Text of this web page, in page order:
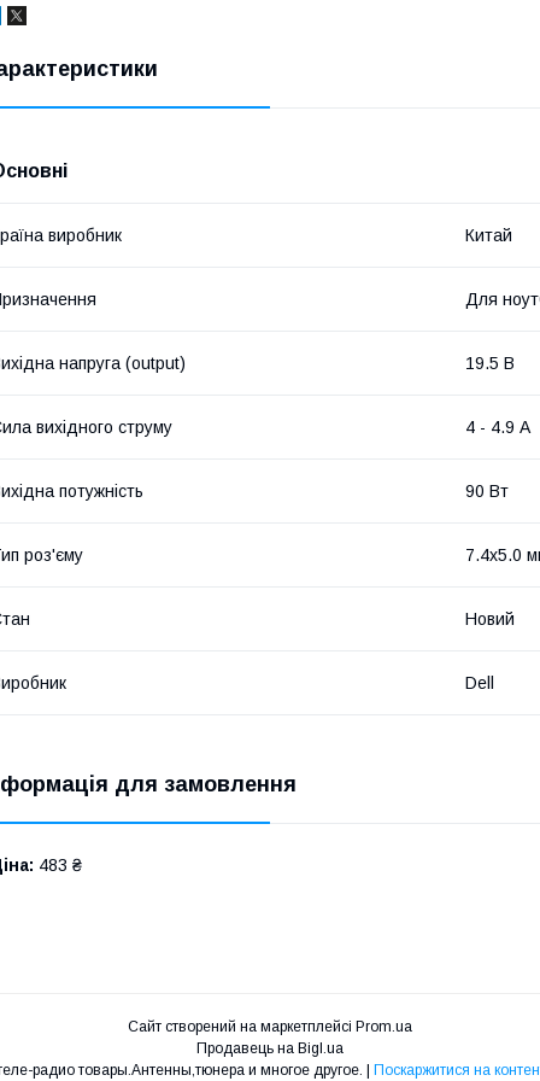
виробник Китай
Для
напруга (output) 19.5 В
вихідного струму 4 - 4.9 А
потужність 90 Вт
роз'єму 7.4x5.0
Новий
Dell
для замовлення
483 ₴
Сайт створений на маркетплейсі Prom.ua
Продавець на Bigl.ua
Интернет магазин Radio-fan теле-радио товары.Антенны,тюнера и многое другое. | Поскаржитися на